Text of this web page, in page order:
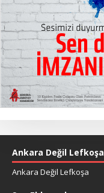
Ankara Değil Lefkoşa
Ankara Değil Lefkoşa